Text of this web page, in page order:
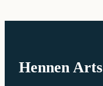
Die
Hennen Arts